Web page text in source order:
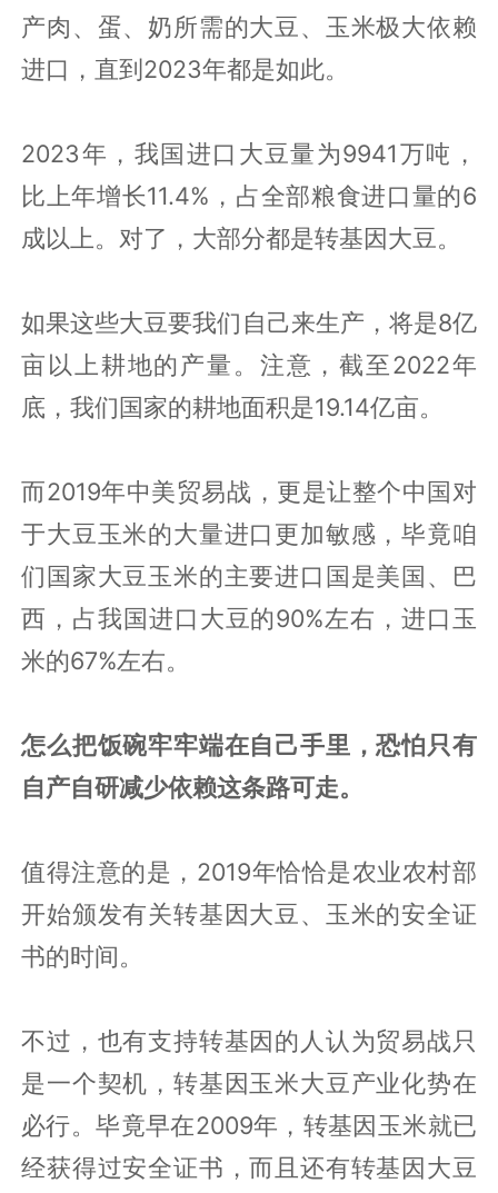
产肉、蛋、奶所需的大豆、玉米极大依赖
进口，直到2023年都是如此。
2023年，我国进口大豆量为9941万吨，
比上年增长11.4%，占全部粮食进口量的6
成以上。对了，大部分都是转基因大豆。
如果这些大豆要我们自己来生产，将是8亿
亩以上耕地的产量。注意，截至2022年
底，我们国家的耕地面积是19.14亿亩。
而2019年中美贸易战，更是让整个中国对
于大豆玉米的大量进口更加敏感，毕竟咱
们国家大豆玉米的主要进口国是美国、巴
西，占我国进口大豆的90%左右，进口玉
米的67%左右。
怎么把饭碗牢牢端在自己手里，恐怕只有
自产自研减少依赖这条路可走。
值得注意的是，2019年恰恰是农业农村部
开始颁发有关转基因大豆、玉米的安全证
书的时间。
不过，也有支持转基因的人认为贸易战只
是一个契机，转基因玉米大豆产业化势在
必行。毕竟早在2009年，转基因玉米就已
经获得过安全证书，而且还有转基因大豆